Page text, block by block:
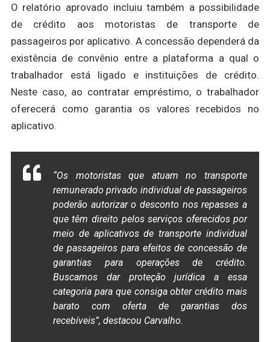
O relatório aprovado incluiu também a possibilidade
de crédito aos motoristas de transporte de
passageiros por aplicativo. A concessão dependerá da
existência de convênio entre a plataforma a qual o
trabalhador está ligado e instituições de crédito.
Neste caso, ao contratar empréstimo, o trabalhador
oferecerá como garantia os valores recebidos no
aplicativo.
“Os motoristas que atuam no transporte
remunerado privado individual de passageiros
poderão autorizar o desconto nos repasses a
que têm direito pelos serviços oferecidos por
meio de aplicativos de transporte individual
de passageiros para efeitos de concessão de
garantias para operações de crédito.
Buscamos dar proteção jurídica a essa
categoria para que consiga obter crédito mais
barato com oferta de garantias dos
recebíveis”, destacou Carvalho.